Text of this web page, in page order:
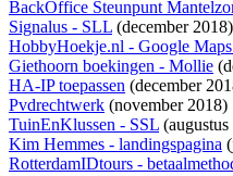
BackOffice Steunpunt
Signalus - SLL (december 2018)
HobbyHoekje.nl - Google
Giethoorn boekingen - Mollie
HA-IP toepassen (december
Pvdrechtwerk (november 2018)
TuinEnKlussen - SSL
Kim Hemmes - landingspagina
RotterdamIDtours -